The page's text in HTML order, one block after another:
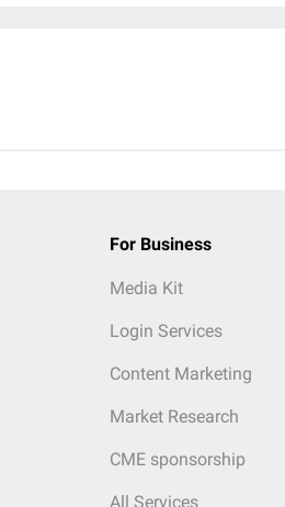
For Business
Media Kit
Login Services
Content Marketing
Market Research
CME sponsorship
All Services